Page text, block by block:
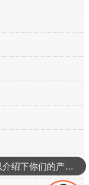
可以介绍下你们的产品么
你们是怎么收费的呢